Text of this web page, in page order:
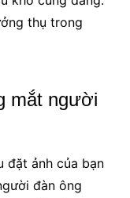
thụ trong
mắt người
đặt ảnh của bạn
đàn ông